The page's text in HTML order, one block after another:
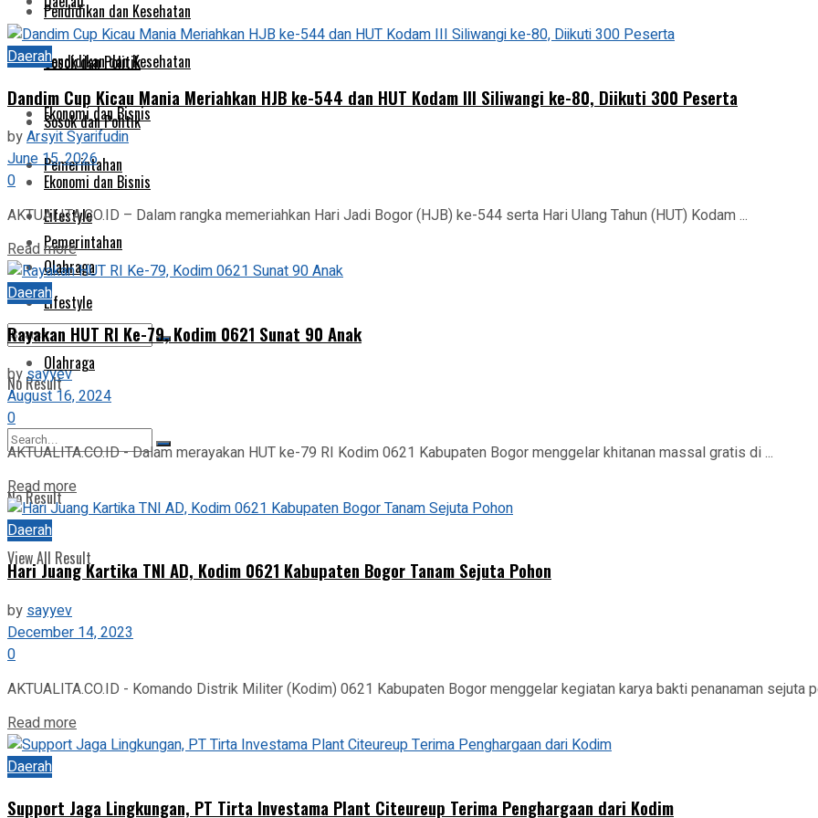
Pendidikan dan Kesehatan
Sosok dan Politik
Ekonomi dan Bisnis
Pemerintahan
Lifestyle
Olahraga
No Result
View All Result
Pendidikan dan Kesehatan
Sosok dan Politik
Ekonomi dan Bisnis
Pemerintahan
Lifestyle
Olahraga
No Result
View All Result
Daerah
Dandim Cup Kicau Mania Meriahkan HJB ke-544 dan HUT Kodam III Siliwangi ke-80, Diikuti 300 Peserta
byArsyit Syarifudin
June 15, 2026
0
AKTUALITA.CO.ID – Dalam rangka memeriahkan Hari Jadi Bogor (HJB) ke-544 serta Hari Ulang Tahun (HUT) Kodam ...
Read more
Daerah
Rayakan HUT RI Ke-79, Kodim 0621 Sunat 90 Anak
bysayyev
August 16, 2024
0
AKTUALITA.CO.ID - Dalam merayakan HUT ke-79 RI Kodim 0621 Kabupaten Bogor menggelar khitanan massal gratis di ...
Read more
Daerah
Hari Juang Kartika TNI AD, Kodim 0621 Kabupaten Bogor Tanam Sejuta Pohon
bysayyev
December 14, 2023
0
AKTUALITA.CO.ID - Komando Distrik Militer (Kodim) 0621 Kabupaten Bogor menggelar kegiatan karya bakti penanaman sejuta
Read more
Daerah
Support Jaga Lingkungan, PT Tirta Investama Plant Citeureup Terima Penghargaan dari Kodim